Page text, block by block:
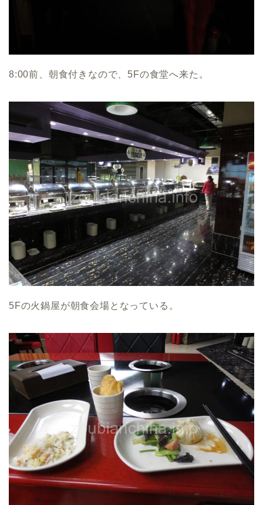
8:00前、朝食付きなので、5Fの食堂へ来た。
5Fの火鍋屋が朝食会場となっている。